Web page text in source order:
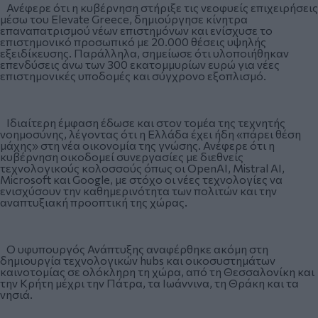
Ανέφερε ότι η κυβέρνηση στήριξε τις νεοφυείς επιχειρήσεις
μέσω του Elevate Greece, δημιούργησε κίνητρα
επαναπατρισμού νέων επιστημόνων και ενίσχυσε το
επιστημονικό προσωπικό με 20.000 θέσεις υψηλής
εξειδίκευσης. Παράλληλα, σημείωσε ότι υλοποιήθηκαν
επενδύσεις άνω των 300 εκατομμυρίων ευρώ για νέες
επιστημονικές υποδομές και σύγχρονο εξοπλισμό.
Ιδιαίτερη έμφαση έδωσε και στον τομέα της τεχνητής
νοημοσύνης, λέγοντας ότι η Ελλάδα έχει ήδη «πάρει θέση
μάχης» στη νέα οικονομία της γνώσης. Ανέφερε ότι η
κυβέρνηση οικοδομεί συνεργασίες με διεθνείς
τεχνολογικούς κολοσσούς όπως οι OpenAI, Mistral AI,
Microsoft και Google, με στόχο οι νέες τεχνολογίες να
ενισχύσουν την καθημερινότητα των πολιτών και την
αναπτυξιακή προοπτική της χώρας.
Ο υφυπουργός Ανάπτυξης αναφέρθηκε ακόμη στη
δημιουργία τεχνολογικών hubs και οικοσυστημάτων
καινοτομίας σε ολόκληρη τη χώρα, από τη Θεσσαλονίκη και
την Κρήτη μέχρι την Πάτρα, τα Ιωάννινα, τη Θράκη και τα
νησιά.